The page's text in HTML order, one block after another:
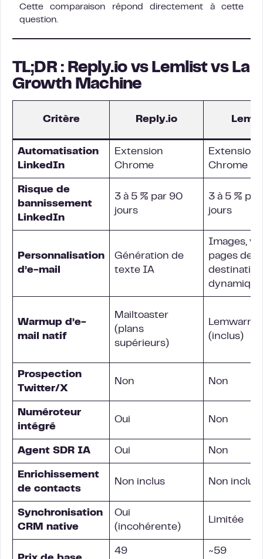
Cette comparaison répond directement à cette
question.
TL;DR : Reply.io vs Lemlist vs La
Growth Machine
Critère Reply.io
Automatisation
LinkedIn
Extension
Chrome
Extension
Chrome
Risque de
bannissement
LinkedIn
3 à 5 % par 90
jours
3 à 5 %
jours
Personnalisation
d’e-mail
Génération de
texte IA
Images,
pages de
destination
Warmup d’e-
mail natif
Mailtoaster
(plans
supérieurs)
Lemwarm
(inclus)
Prospection
Twitter/X
Non Non
Numéroteur
intégré
Oui Non
Agent SDR IA Oui Non
Enrichissement
de contacts
Non inclus Non inclus
Synchronisation
CRM native
Oui
(incohérente)
Limitée
49
~59